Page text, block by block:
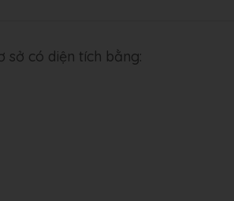
sở có diện tích bằng: